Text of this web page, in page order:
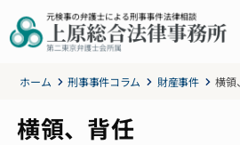
ホーム 刑事事件コラム 財産事件 横領
横領、背任